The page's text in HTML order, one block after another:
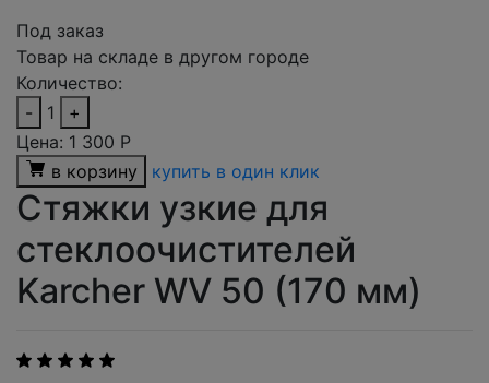
Под заказ
Товар на складе в другом городе
Количество:
-
1
+
Цена: 1 300 Р
в корзину
купить в один клик
Стяжки узкие для
стеклоочистителей
Karcher WV 50 (170 мм)